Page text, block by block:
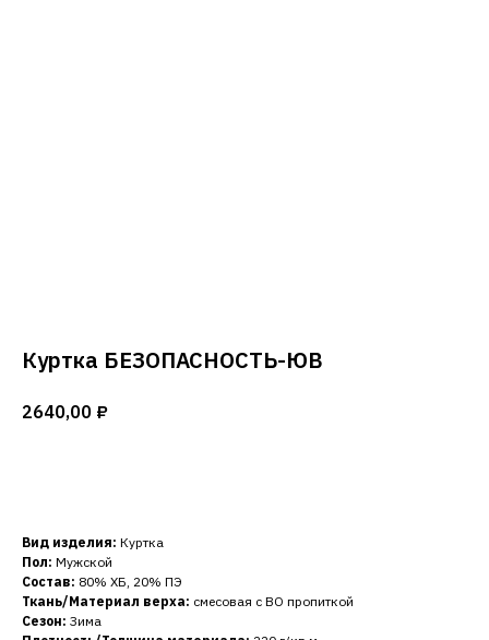
Куртка БЕЗОПАСНОСТЬ-ЮВ
2640,00 ₽
Вид изделия: Куртка
Пол: Мужской
Состав: 80% ХБ, 20% ПЭ
Ткань/Материал верха: смесовая с ВО пропиткой
Сезон: Зима